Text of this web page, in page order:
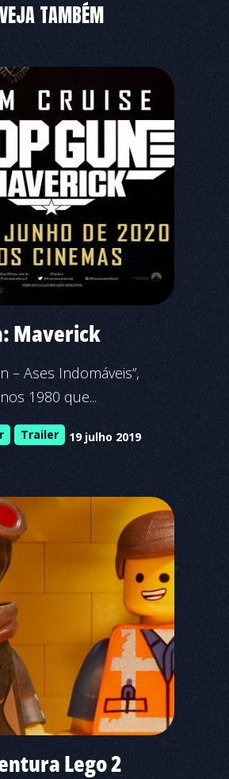
VEJA TAMBÉM
Maverick
– Ases Indomáveis”,
1980 que...
Trailer 19 julho 2019
Lego 2